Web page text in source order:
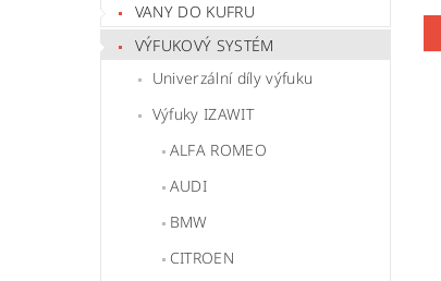
VANY DO KUFRU
VÝFUKOVÝ SYSTÉM
Univerzální díly výfuku
Výfuky IZAWIT
ALFA ROMEO
AUDI
BMW
CITROEN